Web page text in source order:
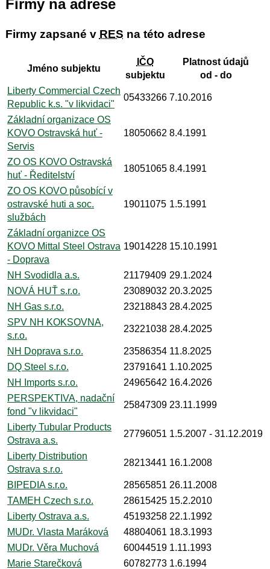
Firmy na adrese
Firmy zapsané v RES na této adrese
Jméno subjektu
IČO
subjektu
Platnost údajů
od - do
Liberty Commercial Czech
Republic k.s. "v likvidaci"
05433266 7.10.2016
Základní organizace OS
KOVO Ostravská huť -
Servis
18050662 8.4.1991
ZO OS KOVO Ostravská
huť - Ředitelství
18051065 8.4.1991
ZO OS KOVO působící v
ostravské huti a soc.
službách
19011075 1.5.1991
Základní organizce OS
KOVO Mittal Steel Ostrava
- Doprava
19014228 15.10.1991
NH Svodidla a.s. 21179409 29.1.2024
NOVÁ HUŤ s.r.o.
23089032 20.3.2025
NH Gas s.r.o.
23218843 28.4.2025
SPV NH KOKSOVNA,
s.r.o.
23221038 28.4.2025
NH Doprava s.r.o. 23586354 11.8.2025
DQ Steel s.r.o.
23791641 1.10.2025
NH Imports s.r.o.
24965642 16.4.2026
PERSPEKTIVA, nadační
fond "v likvidaci"
25847309 23.11.1999
Liberty Tubular Products
Ostrava a.s.
27796051 1.5.2007- 31.12.2019
Liberty Distribution
Ostrava s.r.o.
28213441 16.1.2008
BIPEDIA s.r.o. 28565851 26.11.2008
TAMEH Czech s.r.o.
28615425 15.2.2010
Liberty Ostrava a.s.
45193258 22.1.1992
MUDr. Vlasta Maráková
48804061 18.3.1993
MUDr. Věra Muchová
60044519 1.11.1993
Marie Starečková
60782773 1.6.1994